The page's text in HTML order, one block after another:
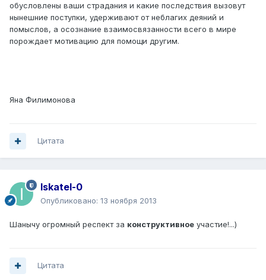
обусловлены ваши страдания и какие последствия вызовут
нынешние поступки, удерживают от неблагих деяний и
помыслов, а осознание взаимосвязанности всего в мире
порождает мотивацию для помощи другим.
Яна Филимонова
Цитата
Iskatel-0
Опубликовано: 13 ноября 2013
Шанычу огромный респект за конструктивное участие!...)
Цитата